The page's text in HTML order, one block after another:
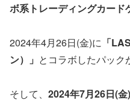
ボ系トレーディングカード
2024年4月26日(金)に 「
ン）」 とコラボしたパック
そして、 2024年7月26日(金)